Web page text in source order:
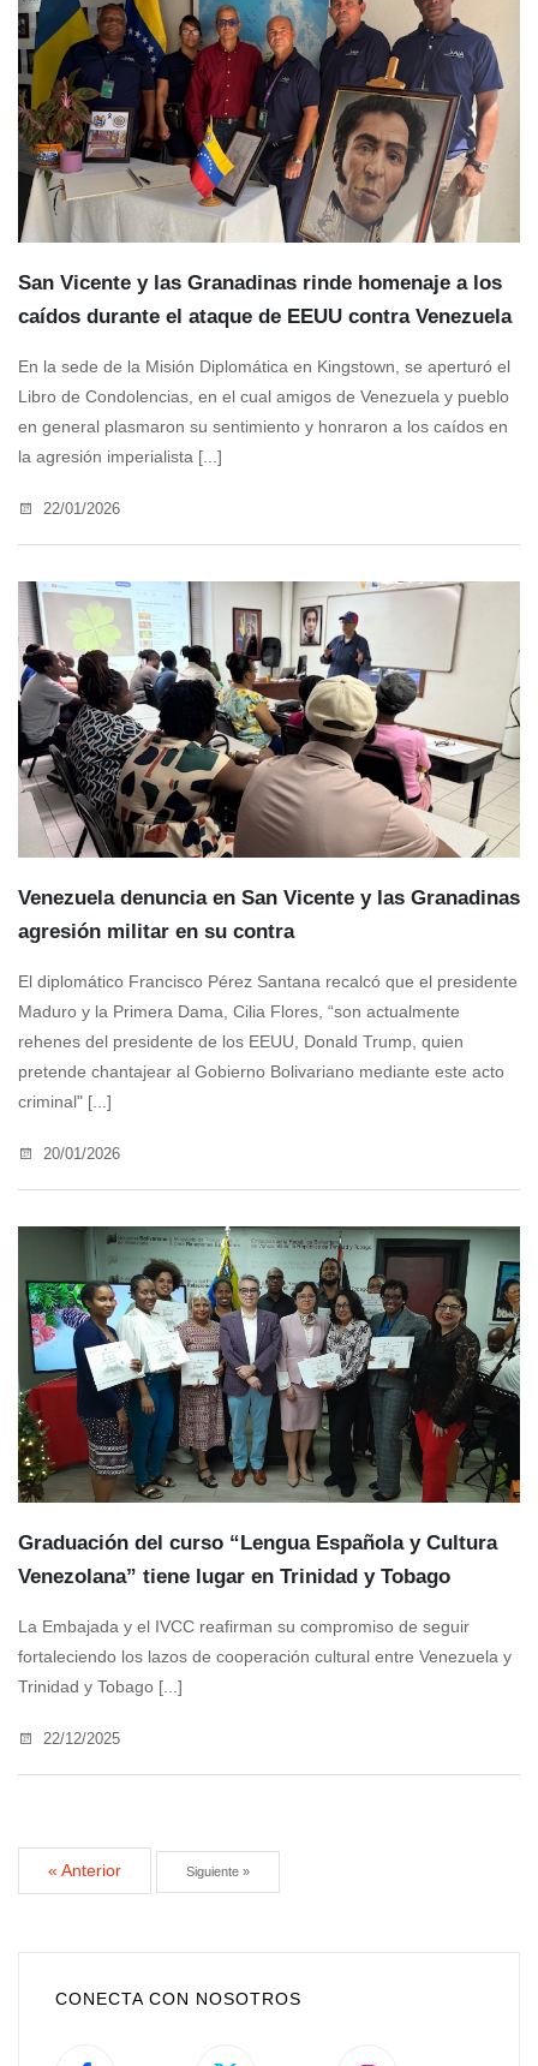
San Vicente y las Granadinas rinde homenaje a los
caídos durante el ataque de EEUU contra Venezuela
En la sede de la Misión Diplomática en Kingstown, se aperturó el
Libro de Condolencias, en el cual amigos de Venezuela y pueblo
en general plasmaron su sentimiento y honraron a los caídos en
la agresión imperialista [...]
22/01/2026
Venezuela denuncia en San Vicente y las Granadinas
agresión militar en su contra
El diplomático Francisco Pérez Santana recalcó que el presidente
Maduro y la Primera Dama, Cilia Flores, “son actualmente
rehenes del presidente de los EEUU, Donald Trump, quien
pretende chantajear al Gobierno Bolivariano mediante este acto
criminal" [...]
20/01/2026
Graduación del curso “Lengua Española y Cultura
Venezolana” tiene lugar en Trinidad y Tobago
La Embajada y el IVCC reafirman su compromiso de seguir
fortaleciendo los lazos de cooperación cultural entre Venezuela y
Trinidad y Tobago [...]
22/12/2025
« Anterior Siguiente »
CONECTA CON NOSOTROS